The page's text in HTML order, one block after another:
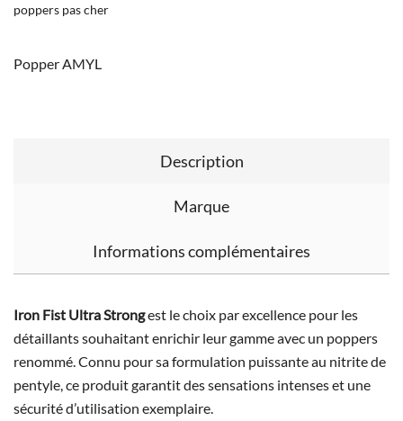
poppers pas cher
Popper AMYL
Description
Marque
Informations complémentaires
Iron Fist Ultra Strongest le choix par excellence pour les
détaillants souhaitant enrichir leur gamme avec un poppers
renommé. Connu pour sa formulation puissante au nitrite de
pentyle, ce produit garantit des sensations intenses et une
sécurité d’utilisation exemplaire.